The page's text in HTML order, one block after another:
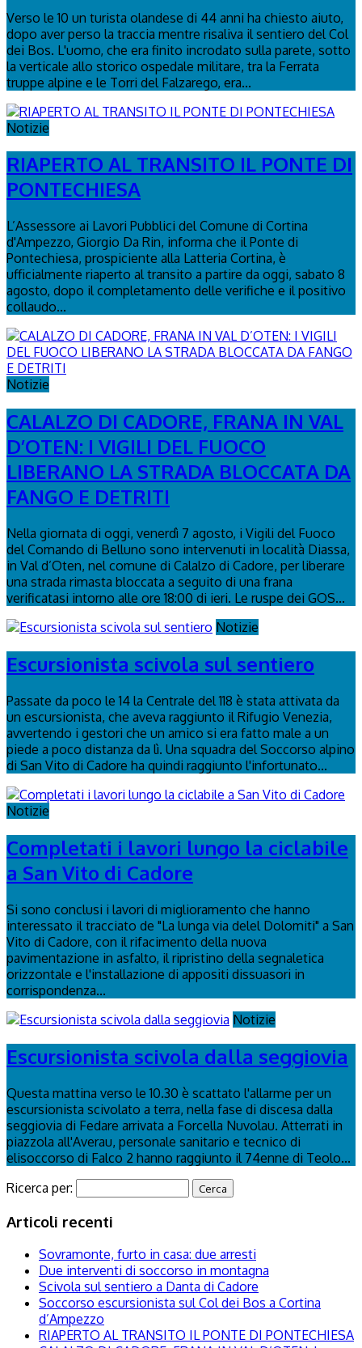
Verso le 10 un turista olandese di 44 anni ha chiesto aiuto,
dopo aver perso la traccia mentre risaliva il sentiero del Col
dei Bos. L'uomo, che era finito incrodato sulla parete, sotto
la verticale allo storico ospedale militare, tra la Ferrata
truppe alpine e le Torri del Falzarego, era...
Notizie
RIAPERTO AL TRANSITO IL PONTE DI
PONTECHIESA
L’Assessore ai Lavori Pubblici del Comune di Cortina
d'Ampezzo, Giorgio Da Rin, informa che il Ponte di
Pontechiesa, prospiciente alla Latteria Cortina, è
ufficialmente riaperto al transito a partire da oggi, sabato 8
agosto, dopo il completamento delle verifiche e il positivo
collaudo...
Notizie
CALALZO DI CADORE, FRANA IN VAL
D’OTEN: I VIGILI DEL FUOCO
LIBERANO LA STRADA BLOCCATA DA
FANGO E DETRITI
Nella giornata di oggi, venerdì 7 agosto, i Vigili del Fuoco
del Comando di Belluno sono intervenuti in località Diassa,
in Val d’Oten, nel comune di Calalzo di Cadore, per liberare
una strada rimasta bloccata a seguito di una frana
verificatasi intorno alle ore 18:00 di ieri. Le ruspe dei GOS...
Notizie
Escursionista scivola sul sentiero
Passate da poco le 14 la Centrale del 118 è stata attivata da
un escursionista, che aveva raggiunto il Rifugio Venezia,
avvertendo i gestori che un amico si era fatto male a un
piede a poco distanza da lì. Una squadra del Soccorso alpino
di San Vito di Cadore ha quindi raggiunto l'infortunato...
Notizie
Completati i lavori lungo la ciclabile
a San Vito di Cadore
Si sono conclusi i lavori di miglioramento che hanno
interessato il tracciato de "La lunga via delel Dolomiti" a San
Vito di Cadore, con il rifacimento della nuova
pavimentazione in asfalto, il ripristino della segnaletica
orizzontale e l'installazione di appositi dissuasori in
corrispondenza...
Notizie
Escursionista scivola dalla seggiovia
Questa mattina verso le 10.30 è scattato l'allarme per un
escursionista scivolato a terra, nella fase di discesa dalla
seggiovia di Fedare arrivata a Forcella Nuvolau. Atterrati in
piazzola all'Averau, personale sanitario e tecnico di
elisoccorso di Falco 2 hanno raggiunto il 74enne di Teolo...
Ricerca per:
Articoli recenti
Sovramonte, furto in casa: due arresti
Due interventi di soccorso in montagna
Scivola sul sentiero a Danta di Cadore
Soccorso escursionista sul Col dei Bos a Cortina
d’Ampezzo
RIAPERTO AL TRANSITO IL PONTE DI PONTECHIESA